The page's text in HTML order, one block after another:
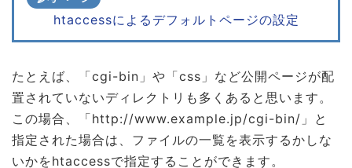
htaccessによるデフォルトページの設定
たとえば、「cgi-bin」や「css」など公開ページが配
置されていないディレクトリも多くあると思います。
この場合、「http://www.example.jp/cgi-bin/」と
指定された場合は、ファイルの一覧を表示するかしな
いかをhtaccessで指定することができます。